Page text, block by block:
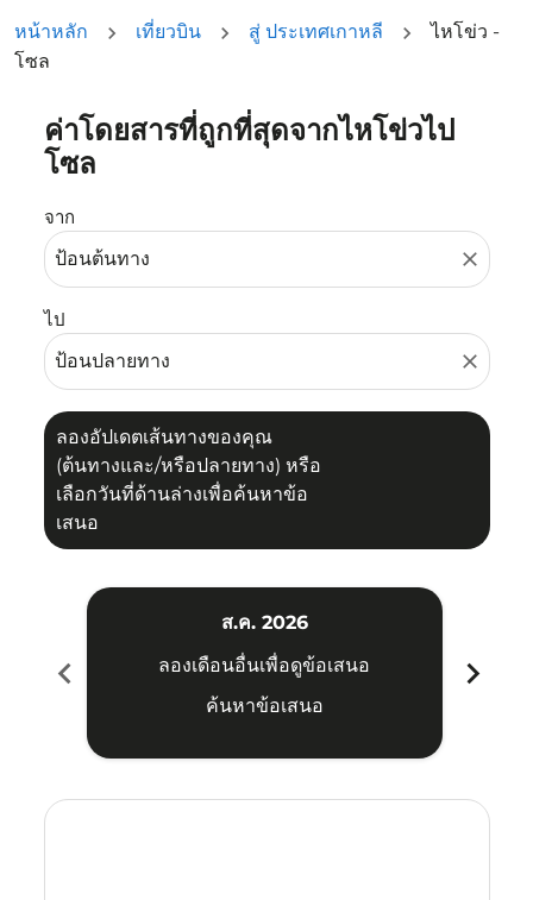
หน้าหลัก เที่ยวบิน สู่ ประเทศเกาหลี
ไหโข่ว -
โซล
ค่าโดยสารที่ถูกที่สุดจากไหโข่วไป
โซล
จาก
close
ไป
close
ลองอัปเดตเส้นทางของคุณ
(ต้นทางและ/หรือปลายทาง) หรือ
เลือกวันที่ด้านล่างเพื่อค้นหาข้อ
เสนอ
ลองอัปเดตเส้นทางของคุณ (ต้นทางและ/หรือปลายทาง) หรื
chevron_left
ส.ค. 2026
ลองเดือนอื่นเพื่อดูข้อเสนอ
ค้นหาข้อเสนอ
chevron_right